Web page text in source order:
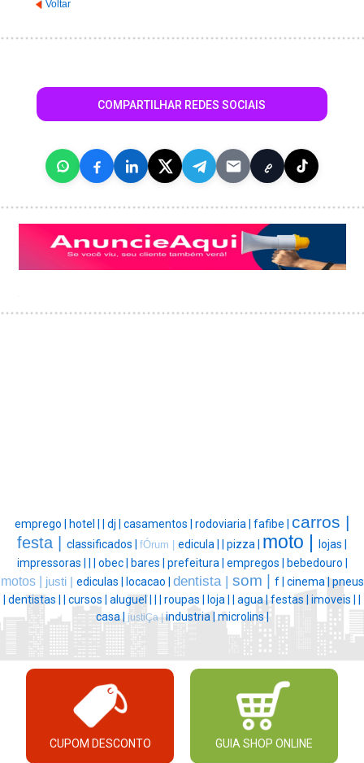
Voltar
COMPARTILHAR REDES SOCIAIS
emprego | hotel | | dj | casamentos | rodoviaria | fafibe | carros |
festa | classificados | fÓrum | edicula | | pizza | moto | lojas |
impressoras | | | obec | bares | prefeitura | empregos | bebedouro |
motos | justi | ediculas | locacao | dentista | som | f | cinema |pneus
| dentistas | | cursos | aluguel | | | roupas | loja | | agua |festas | imoveis | |
casa | justiÇa |industria | microlins |
CUPOM DESCONTO GUIA SHOP ONLINE